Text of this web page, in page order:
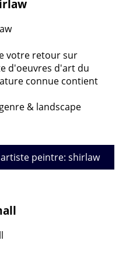
votre retour sur
d'oeuvres d'art du
connue contient
& landscape
peintre: shirlaw